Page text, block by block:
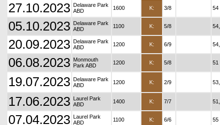
27.10.2023 Delaware Park
ABD
1600 K: 3/8 54
05.10.2023 Delaware Park
ABD
1100 K: 5/8
20.09.2023 Delaware Park
ABD
1200 K: 6/9
06.08.2023 Monmouth
Park ABD
1200 K: 5/8 51
19.07.2023 Delaware Park
ABD
1200 K: 2/9
17.06.2023 Laurel Park
ABD
1400 K: 7/7
07.04.2023 Laurel Park
ABD
1100 K: 6/6 55